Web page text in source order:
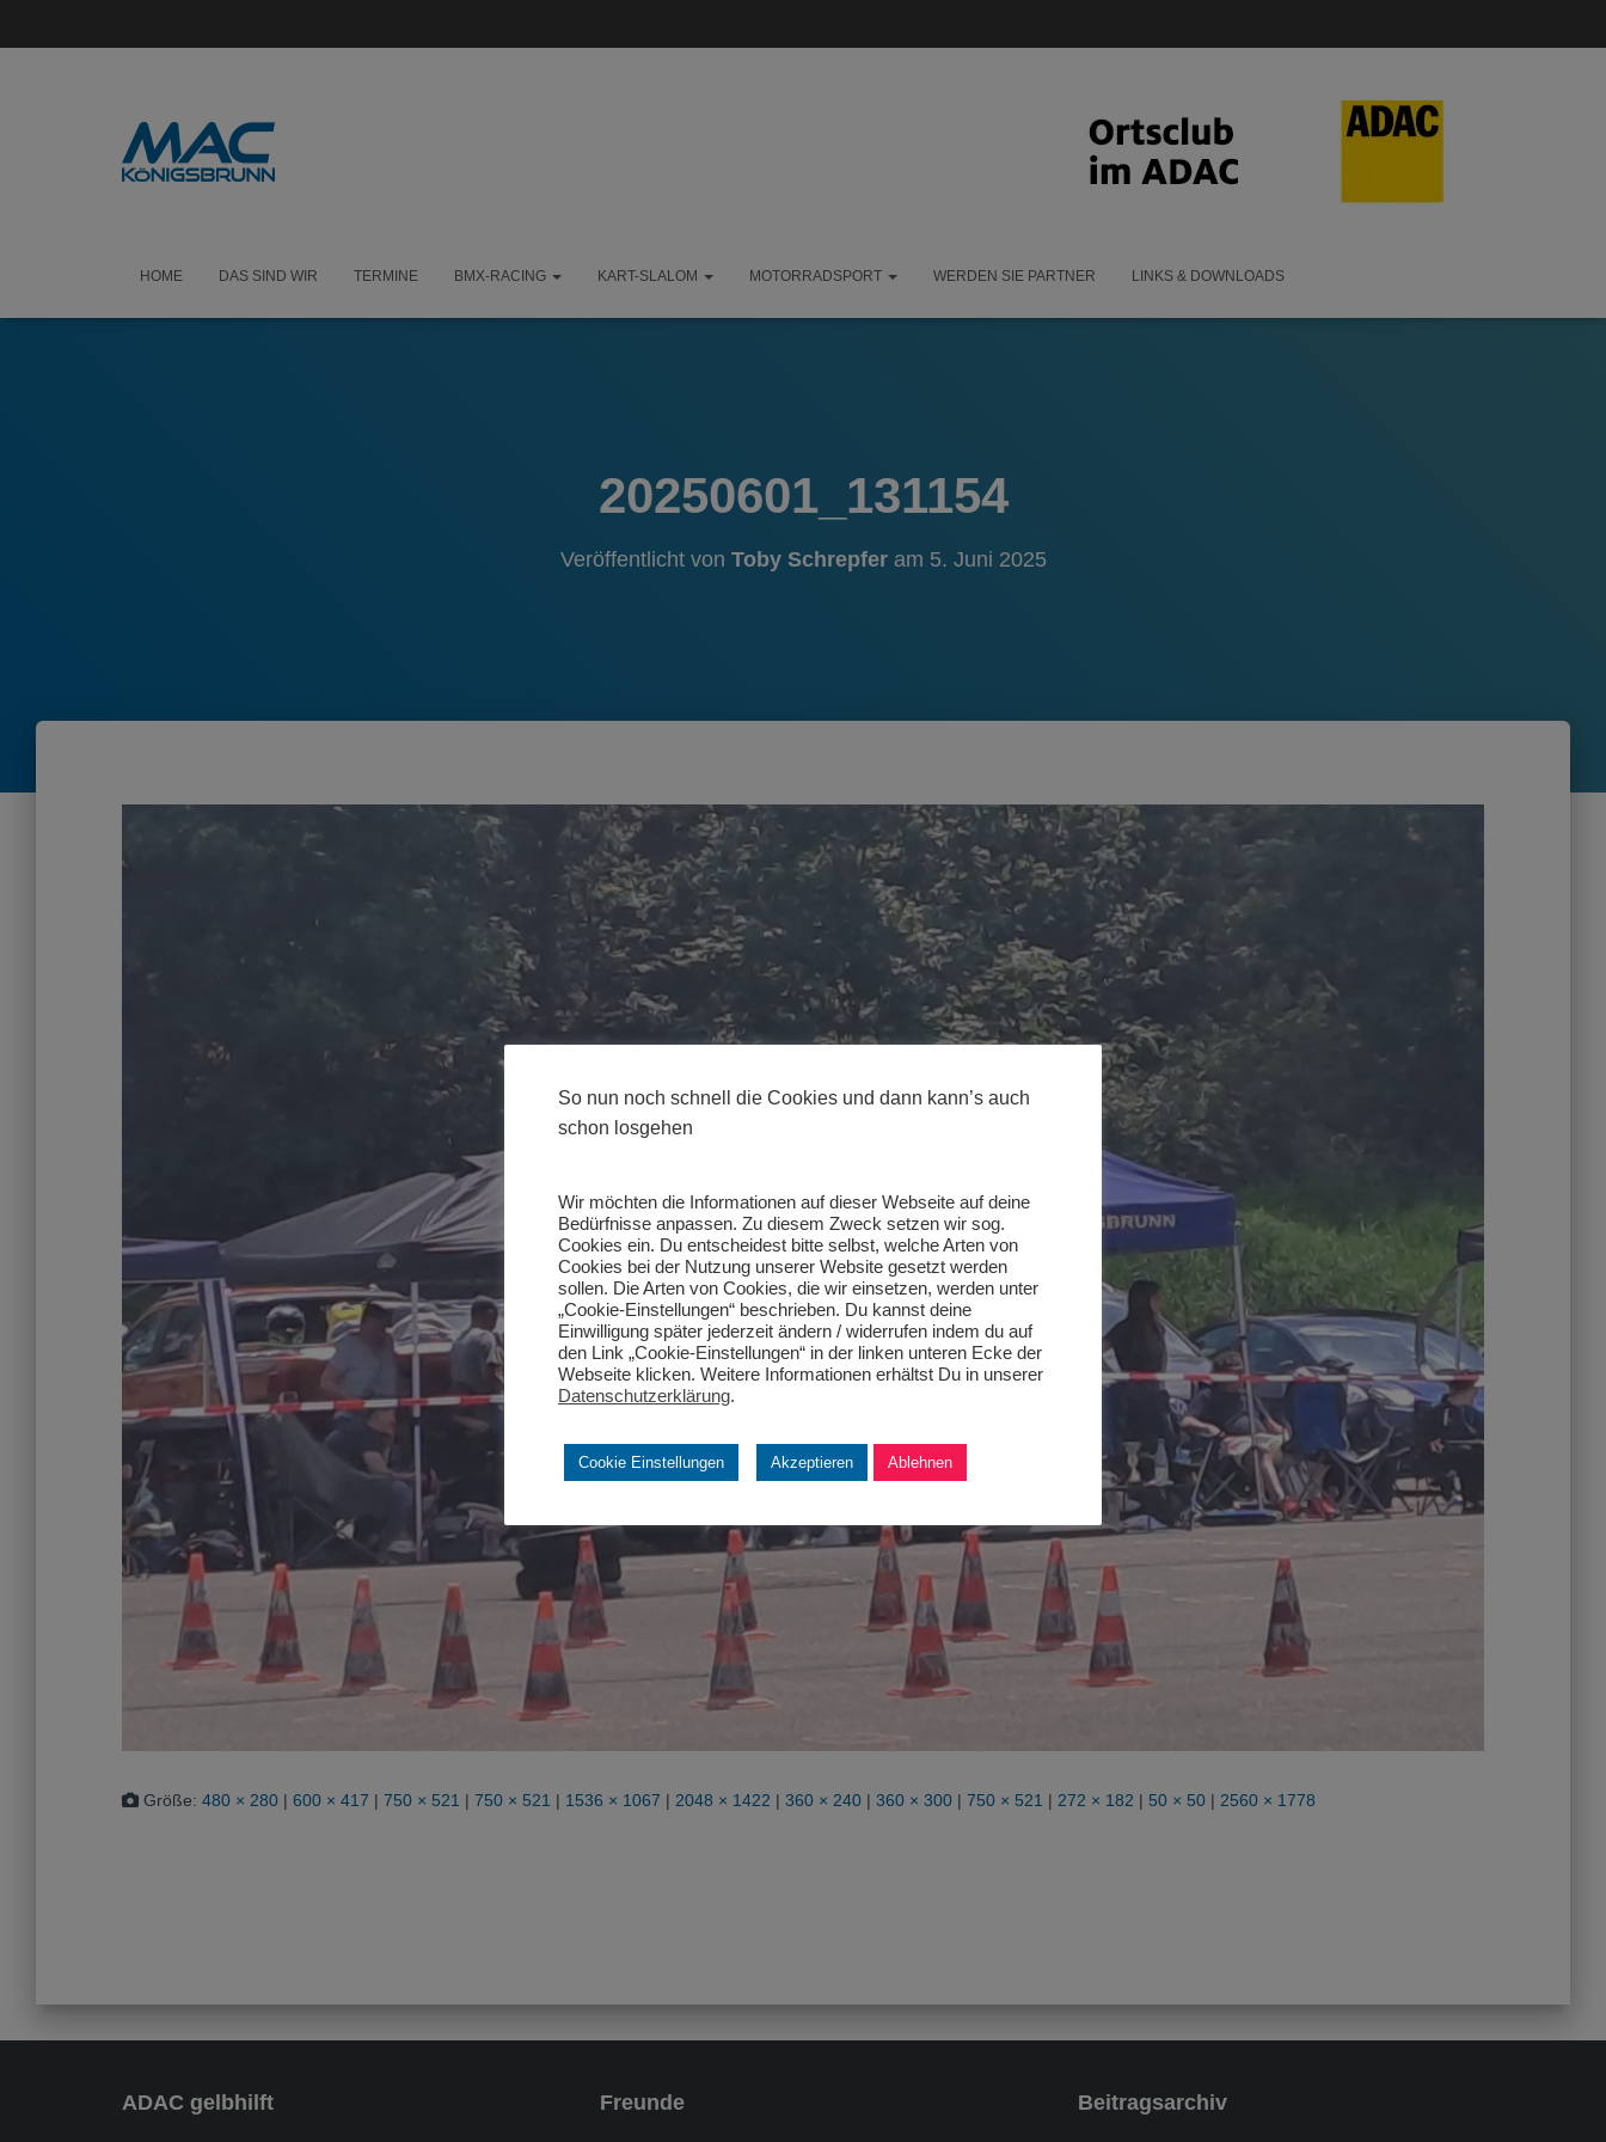
HOME DAS SIND WIR TERMINE BMX-RACING KART-SLALOM MOTORRADSPORT WERDEN SIE PARTNER LINKS & DOWNLOADS
20250601_131154
Veröffentlicht von Toby Schrepferam 5. Juni 2025
Größe: 480 × 280 | 600 × 417 | 750 × 521 | 750 × 521 | 1536 × 1067 | 2048 × 1422 | 360 × 240 | 360 × 300 | 750 × 521 | 272 × 182 | 50 × 50 | 2560 × 1778
ADAC gelbhilft Freunde Beitragsarchiv
So nun noch schnell die Cookies und dann kann’s auch
schon losgehen
Wir möchten die Informationen auf dieser Webseite auf deine
Bedürfnisse anpassen. Zu diesem Zweck setzen wir sog.
Cookies ein. Du entscheidest bitte selbst, welche Arten von
Cookies bei der Nutzung unserer Website gesetzt werden
sollen. Die Arten von Cookies, die wir einsetzen, werden unter
„Cookie-Einstellungen“ beschrieben. Du kannst deine
Einwilligung später jederzeit ändern / widerrufen indem du auf
den Link „Cookie-Einstellungen“ in der linken unteren Ecke der
Webseite klicken. Weitere Informationen erhältst Du in unserer
Datenschutzerklärung.
Cookie Einstellungen Akzeptieren Ablehnen